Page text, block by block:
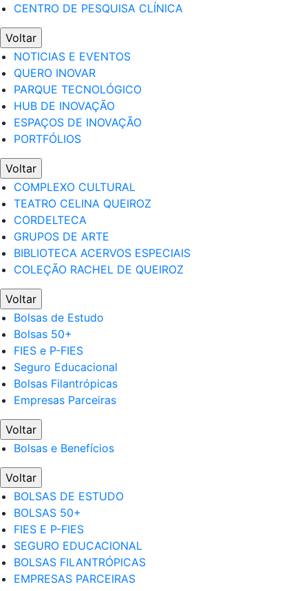
CENTRO DE PESQUISA CLÍNICA
Voltar
NOTICIAS E EVENTOS
QUERO INOVAR
PARQUE TECNOLÓGICO
HUB DE INOVAÇÃO
ESPAÇOS DE INOVAÇÃO
PORTFÓLIOS
Voltar
COMPLEXO CULTURAL
TEATRO CELINA QUEIROZ
CORDELTECA
GRUPOS DE ARTE
BIBLIOTECA ACERVOS ESPECIAIS
COLEÇÃO RACHEL DE QUEIROZ
Voltar
Bolsas de Estudo
Bolsas 50+
FIES e P-FIES
Seguro Educacional
Bolsas Filantrópicas
Empresas Parceiras
Voltar
Bolsas e Benefícios
Voltar
BOLSAS DE ESTUDO
BOLSAS 50+
FIES E P-FIES
SEGURO EDUCACIONAL
BOLSAS FILANTRÓPICAS
EMPRESAS PARCEIRAS